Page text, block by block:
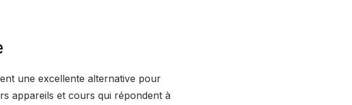
une excellente alternative pour
appareils et cours qui répondent à